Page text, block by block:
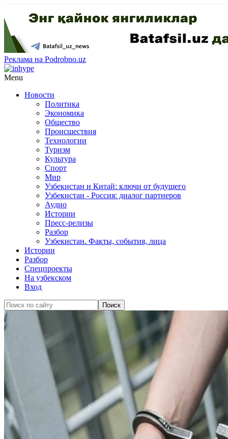
Реклама на Podrobno.uz
Menu
Новости
Политика
Экономика
Общество
Происшествия
Технологии
Туризм
Культура
Спорт
Мир
Узбекистан и Китай: ключи от будущего
Узбекистан - Россия: диалог партнеров
Аудио
Истории
Пресс-релизы
Разбор
Узбекистан. Факты, события, лица
Истории
Разбор
Спецпроекты
На узбекском
Вход